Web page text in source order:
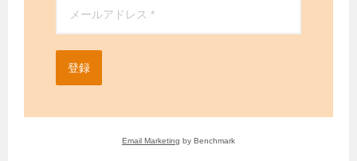
登録
Email Marketing by Benchmark